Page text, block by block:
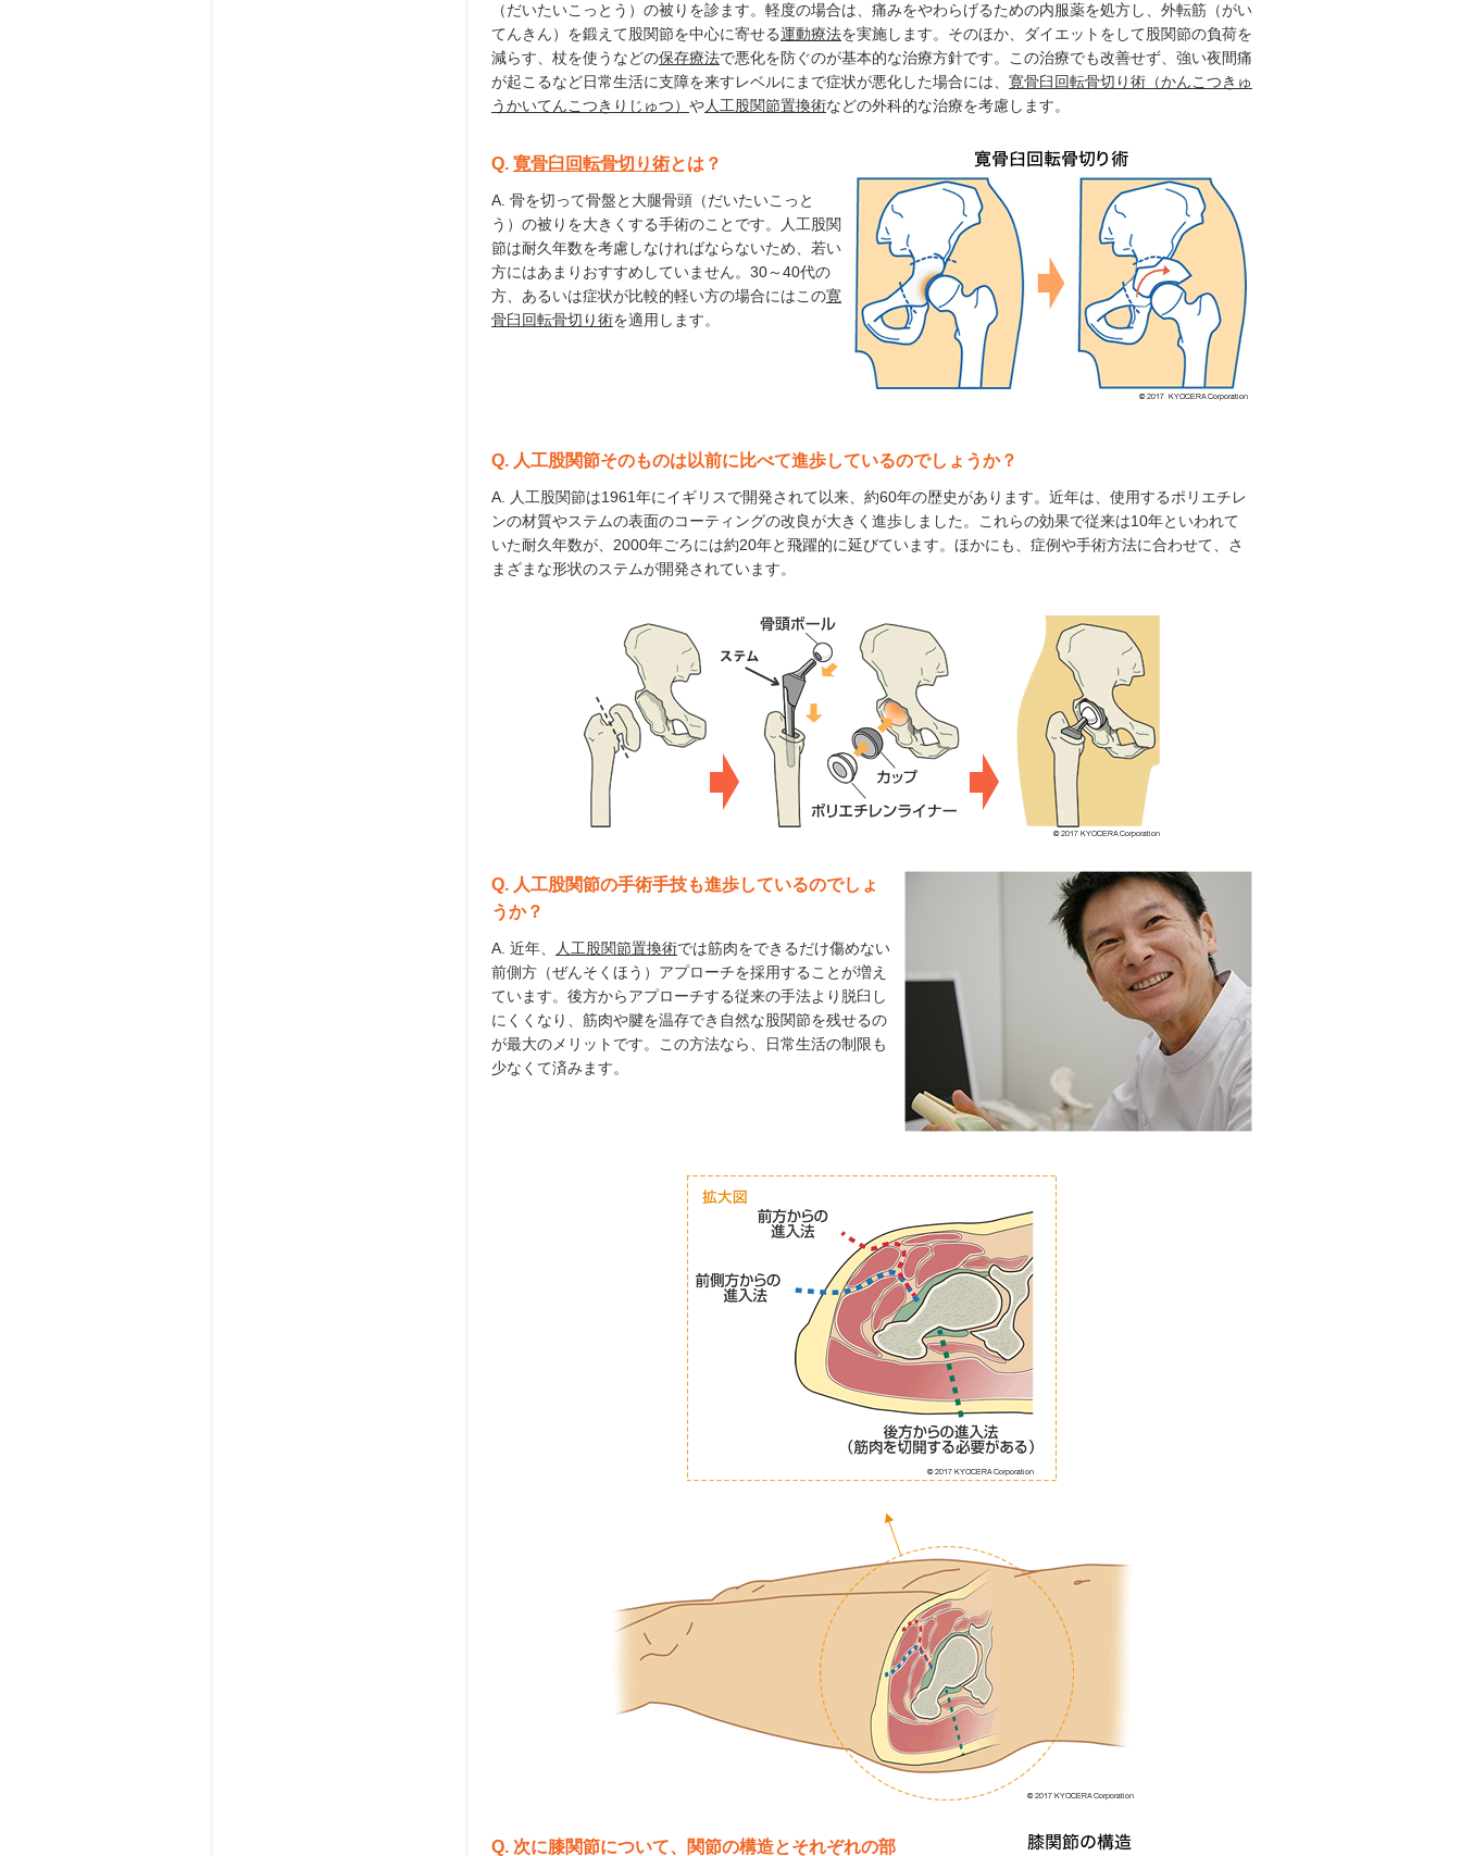
（だいたいこっとう）の被りを診ます。軽度の場合は、痛みをやわらげるための内服薬を処方し、外転筋（がい
てんきん）を鍛えて股関節を中心に寄せる運動療法を実施します。そのほか、ダイエットをして股関節の負荷を
減らす、杖を使うなどの保存療法で悪化を防ぐのが基本的な治療方針です。この治療でも改善せず、強い夜間痛
が起こるなど日常生活に支障を来すレベルにまで症状が悪化した場合には、 寛骨臼回転骨切り術（かんこつきゅ
うかいてんこつきりじゅつ） や人工股関節置換術などの外科的な治療を考慮します。
Q. 寛骨臼回転骨切り術とは？
A. 骨を切って骨盤と大腿骨頭（だいたいこっと
う）の被りを大きくする手術のことです。人工股関
節は耐久年数を考慮しなければならないため、若い
方にはあまりおすすめしていません。30～40代の
方、あるいは症状が比較的軽い方の場合にはこの寛
骨臼回転骨切り術を適用します。
Q. 人工股関節そのものは以前に比べて進歩しているのでしょうか？
A. 人工股関節は1961年にイギリスで開発されて以来、約60年の歴史があります。近年は、使用するポリエチレ
ンの材質やステムの表面のコーティングの改良が大きく進歩しました。これらの効果で従来は10年といわれて
いた耐久年数が、2000年ごろには約20年と飛躍的に延びています。ほかにも、症例や手術方法に合わせて、さ
まざまな形状のステムが開発されています。
Q. 人工股関節の手術手技も進歩しているのでしょ
うか？
A. 近年、 人工股関節置換術では筋肉をできるだけ傷めない
前側方（ぜんそくほう）アプローチを採用することが増え
ています。後方からアプローチする従来の手法より脱臼し
にくくなり、筋肉や腱を温存でき自然な股関節を残せるの
が最大のメリットです。この方法なら、日常生活の制限も
少なくて済みます。
Q. 次に膝関節について、関節の構造とそれぞれの部